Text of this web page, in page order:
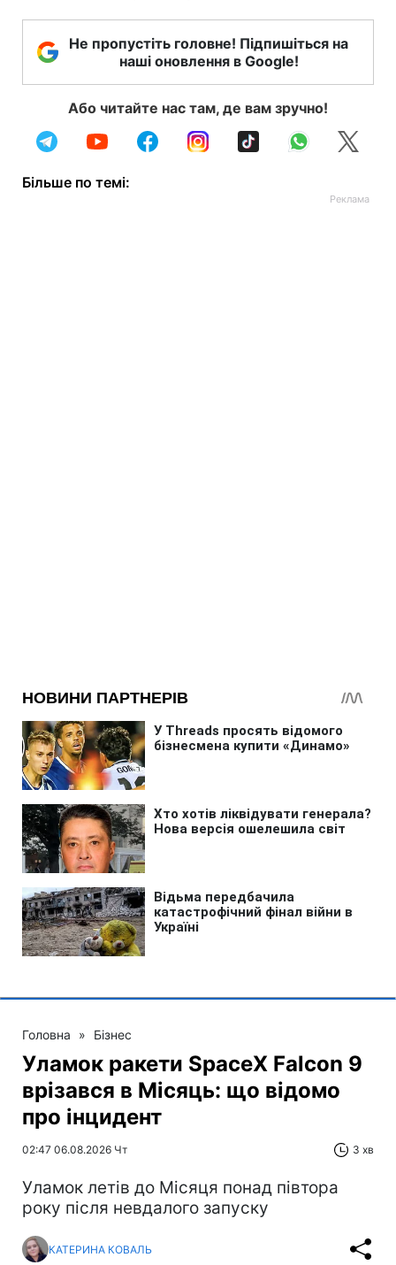
Не пропустіть головне! Підпишіться на
наші оновлення в Google!
Або читайте нас там, де вам зручно!
Більше по темі:
Головна » Бізнес
Уламок ракети SpaceX Falcon 9
врізався в Місяць: що відомо
про інцидент
02:47 06.08.2026 Чт 3 хв
Уламок летів до Місяця понад півтора
року після невдалого запуску
КАТЕРИНА КОВАЛЬ